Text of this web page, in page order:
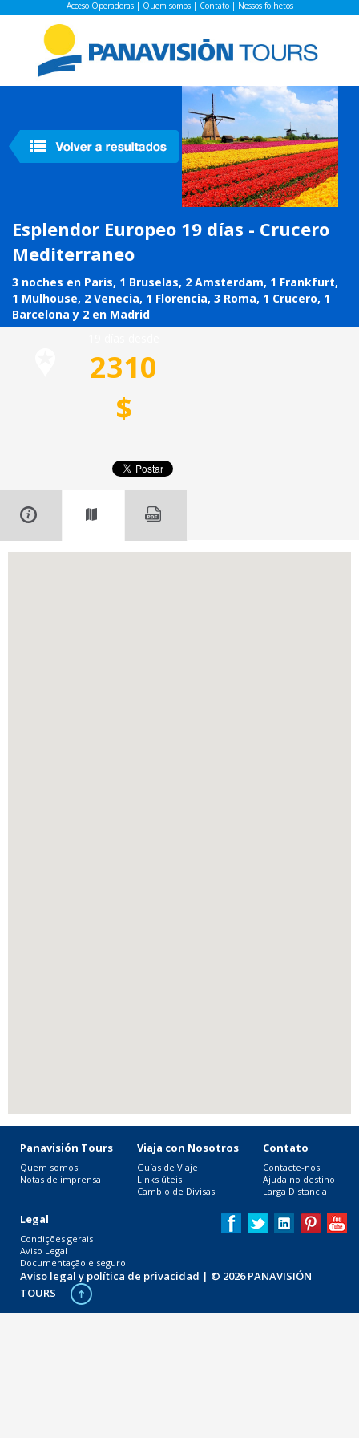
Acceso Operadoras| Quem somos| Contato| Nossos folhetos
Esplendor Europeo 19 días - Crucero
Mediterraneo
3 noches en Paris, 1 Bruselas, 2 Amsterdam, 1 Frankfurt,
1 Mulhouse, 2 Venecia, 1 Florencia, 3 Roma, 1 Crucero, 1
Barcelona y 2 en Madrid
2310
$
Panavisión Tours
Quem somos
Notas de imprensa
Viaja con Nosotros
Guías de Viaje
Links úteis
Cambio de Divisas
Contato
Contacte-nos
Ajuda no destino
Larga Distancia
Legal
Condições gerais
Aviso Legal
Documentação e seguro
Aviso legal y política de privacidad | © 2026 PANAVISIÓN
TOURS